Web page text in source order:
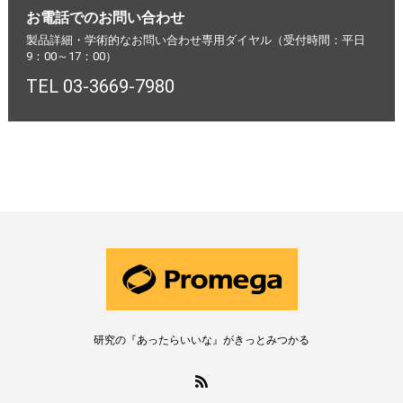
お電話でのお問い合わせ
製品詳細・学術的なお問い合わせ専用ダイヤル（受付時間：平日
9：00～17：00）
TEL 03-3669-7980
研究の『あったらいいな』がきっとみつかる